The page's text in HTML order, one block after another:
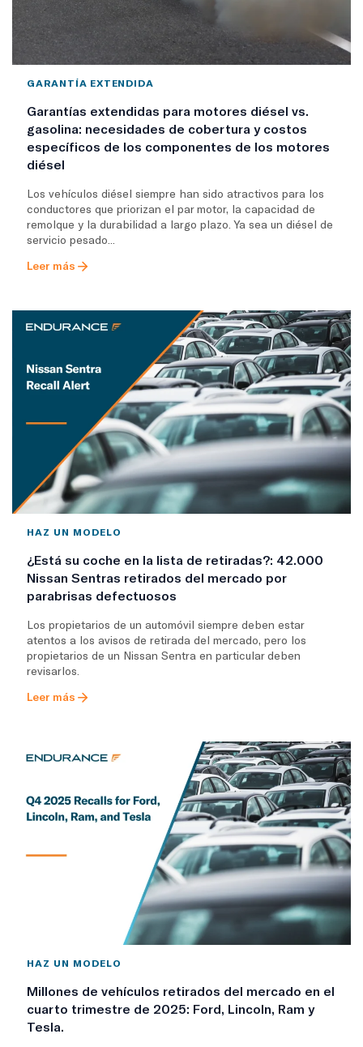
GARANTÍA EXTENDIDA
Garantías extendidas para motores diésel vs.
gasolina: necesidades de cobertura y costos
específicos de los componentes de los motores
diésel
Los vehículos diésel siempre han sido atractivos para los
conductores que priorizan el par motor, la capacidad de
remolque y la durabilidad a largo plazo. Ya sea un diésel de
servicio pesado...
Leer más
HAZ UN MODELO
¿Está su coche en la lista de retiradas?: 42.000
Nissan Sentras retirados del mercado por
parabrisas defectuosos
Los propietarios de un automóvil siempre deben estar
atentos a los avisos de retirada del mercado, pero los
propietarios de un Nissan Sentra en particular deben
revisarlos.
Leer más
HAZ UN MODELO
Millones de vehículos retirados del mercado en el
cuarto trimestre de 2025: Ford, Lincoln, Ram y
Tesla.